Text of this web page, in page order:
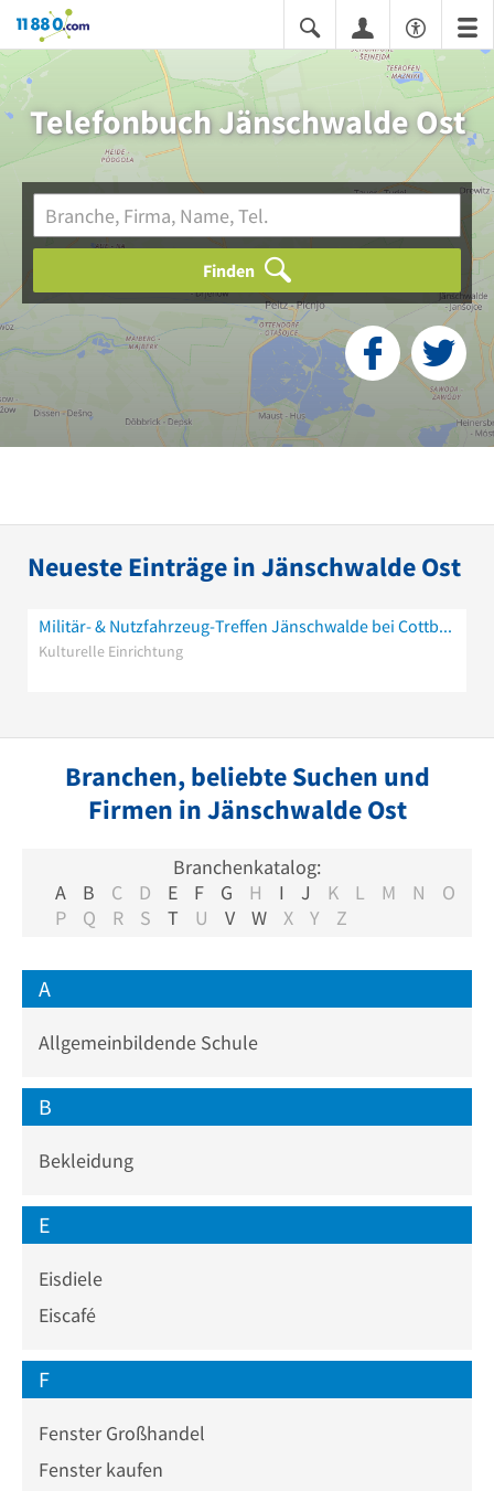
11880.com
Telefonbuch Jänschwalde Ost
Finden
Neueste Einträge in Jänschwalde Ost
Militär- & Nutzfahrzeug-Treffen Jänschwalde bei Cottbus
Kulturelle Einrichtung
Branchen, beliebte Suchen und
Firmen in Jänschwalde Ost
Branchenkatalog:
A
B C D E F G H I J K L M N
O
P
Q R S T U V W X Y Z
A
Allgemeinbildende Schule
B
Bekleidung
E
Eisdiele
Eiscafé
F
Fenster Großhandel
Fenster kaufen